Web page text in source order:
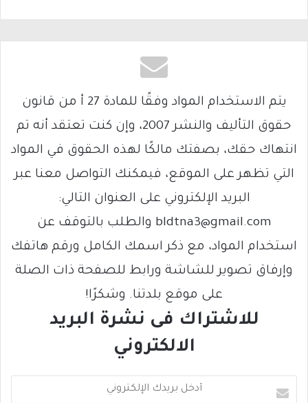
يتم الاستخدام المواد وفقًا للمادة 27 أ من قانون
حقوق التأليف والنشر 2007، وإن كنت تعتقد أنه تم
انتهاك حقك، بصفتك مالكًا لهذه الحقوق في المواد
التي تظهر على الموقع، فيمكنك التواصل معنا عبر
البريد الإلكتروني على العنوان التالي:
bldtna3@gmail.com والطلب بالتوقف عن
استخدام المواد، مع ذكر اسمك الكامل ورقم هاتفك
وإرفاق تصوير للشاشة ورابط للصفحة ذات الصلة
على موقع بلدتنا. وشكرًا!
للاشتراك فى نشرة البريد
الالكتروني